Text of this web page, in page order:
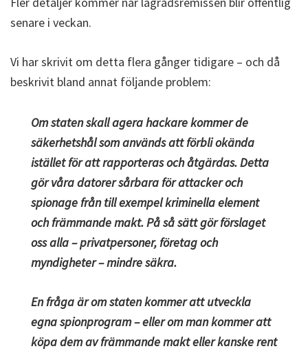
senare i veckan.
Vi har skrivit om detta flera gånger tidigare – och då
beskrivit bland annat följande problem:
Om staten skall agera hackare kommer de
säkerhetshål som används att förbli okända
istället för att rapporteras och åtgärdas. Detta
gör våra datorer sårbara för attacker och
spionage från till exempel kriminella element
och främmande makt. På så sätt gör förslaget
oss alla – privatpersoner, företag och
myndigheter – mindre säkra.
En fråga är om staten kommer att utveckla
egna spionprogram – eller om man kommer att
köpa dem av främmande makt eller kanske rent